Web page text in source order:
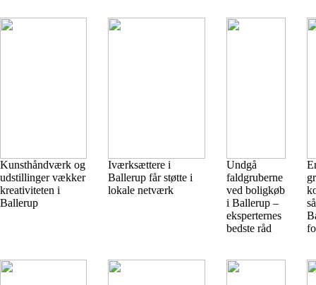
Kunsthåndværk og
udstillinger vækker
kreativiteten i
Ballerup
Iværksættere i
Ballerup får støtte i
lokale netværk
Undgå
faldgruberne
ved boligkøb
i Ballerup –
eksperternes
bedste råd